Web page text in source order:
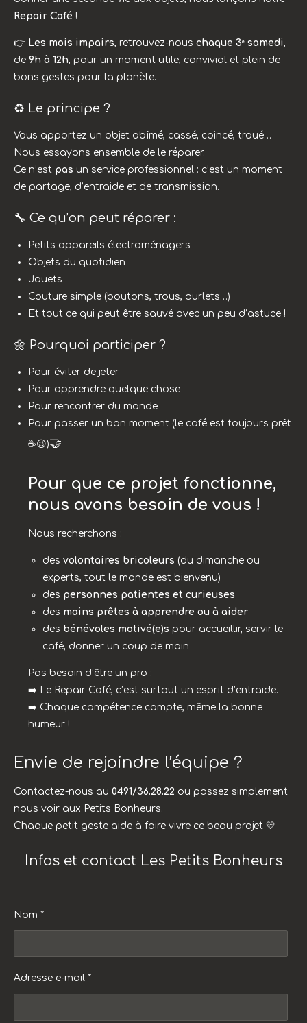
Repair Café !
👉 Les mois impairs, retrouvez-nous chaque 3ᵉ samedi,
de 9h à 12h, pour un moment utile, convivial et plein de
bons gestes pour la planète.
♻️ Le principe ?
Vous apportez un objet abîmé, cassé, coincé, troué…
Nous essayons ensemble de le réparer.
Ce n’est pas un service professionnel : c’est un moment
de partage, d’entraide et de transmission.
🔧 Ce qu’on peut réparer :
Petits appareils électroménagers
Objets du quotidien
Jouets
Couture simple (boutons, trous, ourlets…)
Et tout ce qui peut être sauvé avec un peu d’astuce !
🌼 Pourquoi participer ?
Pour éviter de jeter
Pour apprendre quelque chose
Pour rencontrer du monde
Pour passer un bon moment (le café est toujours prêt
☕😉)🤝
Pour que ce projet fonctionne,
nous avons besoin de vous !
Nous recherchons :
des volontaires bricoleurs (du dimanche ou
experts, tout le monde est bienvenu)
des personnes patientes et curieuses
des mains prêtes à apprendre ou à aider
des bénévoles motivé(e)s pour accueillir, servir le
café, donner un coup de main
Pas besoin d’être un pro :
➡️ Le Repair Café, c’est surtout un esprit d’entraide.
➡️ Chaque compétence compte, même la bonne
humeur !
Envie de rejoindre l’équipe ?
Contactez-nous au 0491/36.28.22 ou passez simplement
nous voir aux Petits Bonheurs.
Chaque petit geste aide à faire vivre ce beau projet 💛
Infos et contact Les Petits Bonheurs
Nom *
Adresse e-mail *